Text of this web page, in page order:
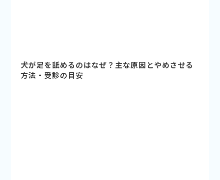
犬が足を舐めるのはなぜ？主な原因とやめさせる
方法・受診の目安